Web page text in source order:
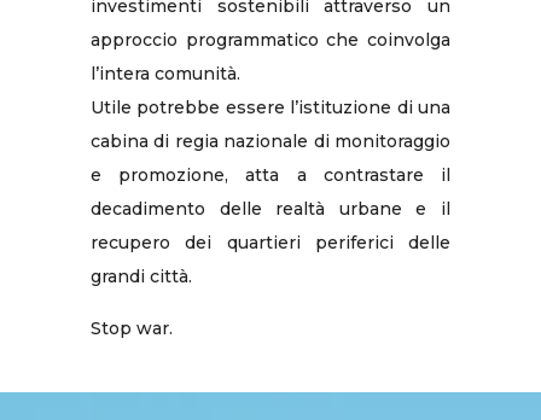
investimenti sostenibili attraverso un
approccio programmatico che coinvolga
l’intera comunità.
Utile potrebbe essere l’istituzione di una
cabina di regia nazionale di monitoraggio
e promozione, atta a contrastare il
decadimento delle realtà urbane e il
recupero dei quartieri periferici delle
grandi città.
Stop war.